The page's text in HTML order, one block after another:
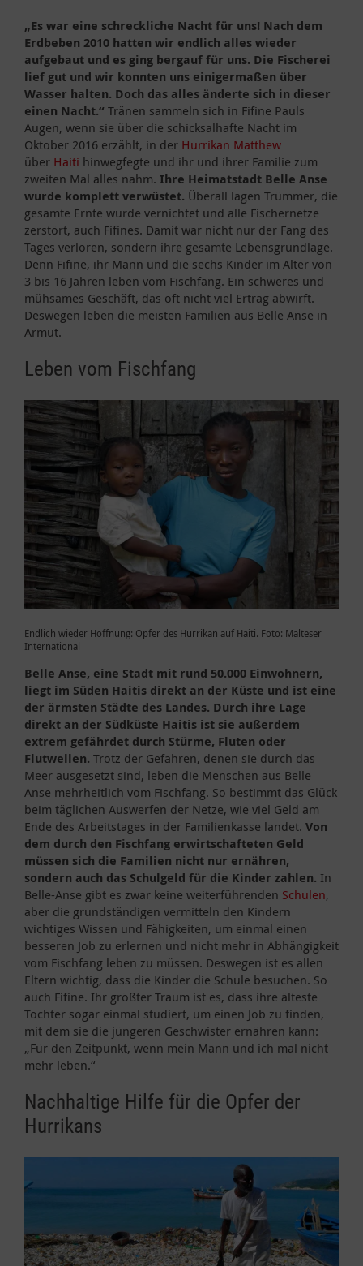
„Es war eine schreckliche Nacht für uns! Nach dem
Erdbeben 2010 hatten wir endlich alles wieder
aufgebaut und es ging bergauf für uns. Die Fischerei
lief gut und wir konnten uns einigermaßen über
Wasser halten. Doch das alles änderte sich in dieser
einen Nacht.“ Tränen sammeln sich in Fifine Pauls
Augen, wenn sie über die schicksalhafte Nacht im
Oktober 2016 erzählt, in der Hurrikan Matthew
über Haiti hinwegfegte und ihr und ihrer Familie zum
zweiten Mal alles nahm. Ihre Heimatstadt Belle Anse
wurde komplett verwüstet. Überall lagen Trümmer, die
gesamte Ernte wurde vernichtet und alle Fischernetze
zerstört, auch Fifines. Damit war nicht nur der Fang des
Tages verloren, sondern ihre gesamte Lebensgrundlage.
Denn Fifine, ihr Mann und die sechs Kinder im Alter von
3 bis 16 Jahren leben vom Fischfang. Ein schweres und
mühsames Geschäft, das oft nicht viel Ertrag abwirft.
Deswegen leben die meisten Familien aus Belle Anse in
Armut.
Leben vom Fischfang
Endlich wieder Hoffnung: Opfer des Hurrikan auf Haiti. Foto: Malteser
International
Belle Anse, eine Stadt mit rund 50.000 Einwohnern,
liegt im Süden Haitis direkt an der Küste und ist eine
der ärmsten Städte des Landes. Durch ihre Lage
direkt an der Südküste Haitis ist sie außerdem
extrem gefährdet durch Stürme, Fluten oder
Flutwellen. Trotz der Gefahren, denen sie durch das
Meer ausgesetzt sind, leben die Menschen aus Belle
Anse mehrheitlich vom Fischfang. So bestimmt das Glück
beim täglichen Auswerfen der Netze, wie viel Geld am
Ende des Arbeitstages in der Familienkasse landet. Von
dem durch den Fischfang erwirtschafteten Geld
müssen sich die Familien nicht nur ernähren,
sondern auch das Schulgeld für die Kinder zahlen. In
Belle-Anse gibt es zwar keine weiterführenden Schulen,
aber die grundständigen vermitteln den Kindern
wichtiges Wissen und Fähigkeiten, um einmal einen
besseren Job zu erlernen und nicht mehr in Abhängigkeit
vom Fischfang leben zu müssen. Deswegen ist es allen
Eltern wichtig, dass die Kinder die Schule besuchen. So
auch Fifine. Ihr größter Traum ist es, dass ihre älteste
Tochter sogar einmal studiert, um einen Job zu finden,
mit dem sie die jüngeren Geschwister ernähren kann:
„Für den Zeitpunkt, wenn mein Mann und ich mal nicht
mehr leben.“
Nachhaltige Hilfe für die Opfer der
Hurrikans